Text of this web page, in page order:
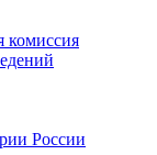
комиссия
России